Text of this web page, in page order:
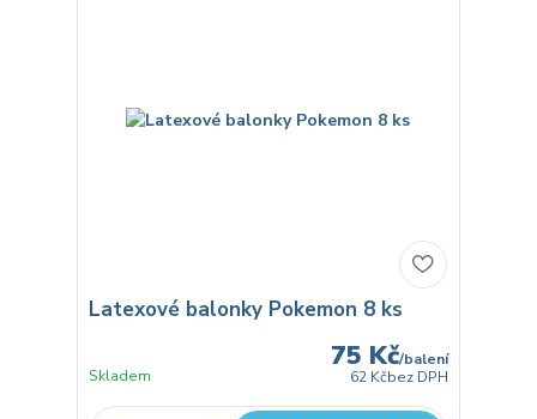
Latexové balonky Pokemon 8 ks
75 Kč/balení
62 Kčbez DPH
Skladem